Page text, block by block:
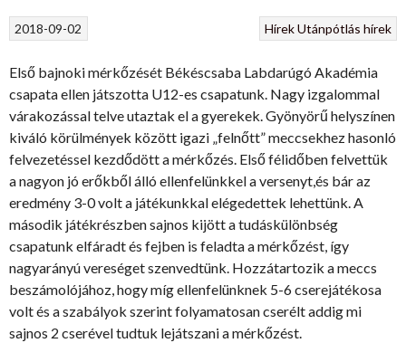
HírekUtánpótlás hírek
2018-09-02
Első bajnoki mérkőzését Békéscsaba Labdarúgó Akadémia
csapata ellen játszotta U12-es csapatunk. Nagy izgalommal
várakozással telve utaztak el a gyerekek. Gyönyörű helyszínen
kiváló körülmények között igazi „felnőtt” meccsekhez hasonló
felvezetéssel kezdődött a mérkőzés. Első félidőben felvettük
a nagyon jó erőkből álló ellenfelünkkel a versenyt,és bár az
eredmény 3-0 volt a játékunkkal elégedettek lehettünk. A
második játékrészben sajnos kijött a tudáskülönbség
csapatunk elfáradt és fejben is feladta a mérkőzést, így
nagyarányú vereséget szenvedtünk. Hozzátartozik a meccs
beszámolójához, hogy míg ellenfelünknek 5-6 cserejátékosa
volt és a szabályok szerint folyamatosan cserélt addig mi
sajnos 2 cserével tudtuk lejátszani a mérkőzést.